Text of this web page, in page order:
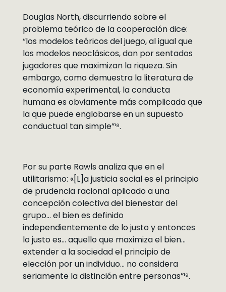
Douglas North, discurriendo sobre el
problema teórico de la cooperación dice:
“los modelos teóricos del juego, al igual que
los modelos neoclásicos, dan por sentados
jugadores que maximizan la riqueza. Sin
embargo, como demuestra la literatura de
economía experimental, la conducta
humana es obviamente más complicada que
la que puede englobarse en un supuesto
conductual tan simple”¹⁸.
Por su parte Rawls analiza que en el
utilitarismo: «[L]a justicia social es el principio
de prudencia racional aplicado a una
concepción colectiva del bienestar del
grupo… el bien es definido
independientemente de lo justo y entonces
lo justo es… aquello que maximiza el bien…
extender a la sociedad el principio de
elección por un individuo… no considera
seriamente la distinción entre personas”¹⁹.